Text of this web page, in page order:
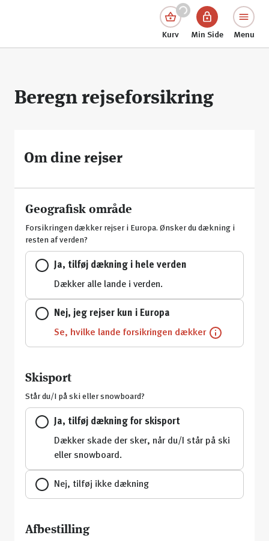
Kurv Min Side Menu
Beregn rejseforsikring
Om dine rejser
Geografisk område
Forsikringen dækker rejser i Europa. Ønsker du dækning i
resten af verden?
Ja, tilføj dækning i hele verden
Dækker alle lande i verden.
Nej, jeg rejser kun i Europa
Se, hvilke lande forsikringen dækker
Skisport
Står du/I på ski eller snowboard?
Ja, tilføj dækning for skisport
Dækker skade der sker, når du/I står på ski
eller snowboard.
Nej, tilføj ikke dækning
Afbestilling